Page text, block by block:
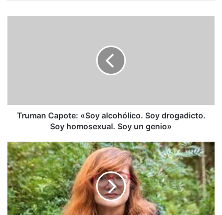
Soy
Truman Capote: «Soy alcohólico. Soy drogadicto.
Soy homosexual. Soy un genio»
Isabel
Coixet:
Ya
en
septiembre
lo
vemos